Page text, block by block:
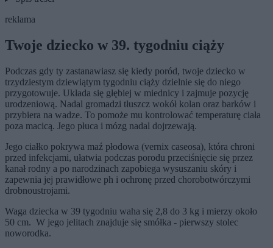
reklama
Twoje dziecko w 39. tygodniu ciąży
Podczas gdy ty zastanawiasz się kiedy poród, twoje dziecko w
trzydziestym dziewiątym tygodniu ciąży dzielnie się do niego
przygotowuje. Układa się głębiej w miednicy i zajmuje pozycję
urodzeniową. Nadal gromadzi tłuszcz wokół kolan oraz barków i
przybiera na wadze. To pomoże mu kontrolować temperaturę ciała
poza macicą. Jego płuca i mózg nadal dojrzewają.
Jego ciałko pokrywa maź płodowa (vernix caseosa), która chroni
przed infekcjami, ułatwia podczas porodu przeciśnięcie się przez
kanał rodny a po narodzinach zapobiega wysuszaniu skóry i
zapewnia jej prawidłowe ph i ochronę przed chorobotwórczymi
drobnoustrojami.
Waga dziecka w 39 tygodniu waha się 2,8 do 3 kg i mierzy około
50 cm. W jego jelitach znajduje się smółka - pierwszy stolec
noworodka.